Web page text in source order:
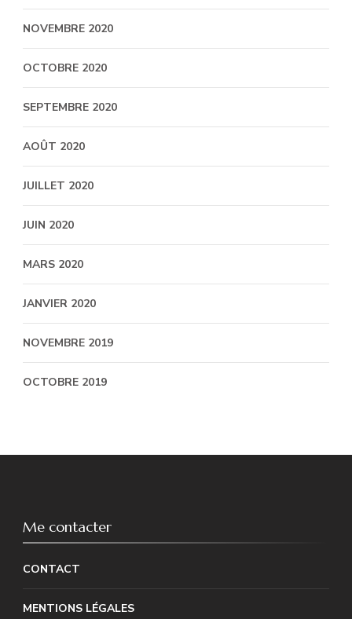
NOVEMBRE 2020
OCTOBRE 2020
SEPTEMBRE 2020
AOÛT 2020
JUILLET 2020
JUIN 2020
MARS 2020
JANVIER 2020
NOVEMBRE 2019
OCTOBRE 2019
Me contacter
CONTACT
MENTIONS LÉGALES